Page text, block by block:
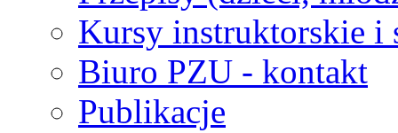
Kursy instruktorskie i
Biuro PZU - kontakt
Publikacje